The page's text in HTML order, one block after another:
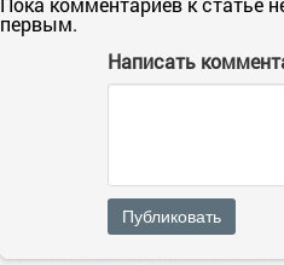
первым.
Написать
Публиковать